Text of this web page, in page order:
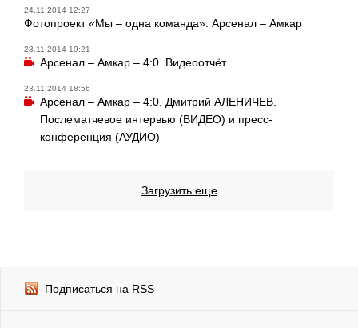
24.11.2014 12:27
Фотопроект «Мы – одна команда». Арсенал – Амкар
23.11.2014 19:21
Арсенал – Амкар – 4:0. Видеоотчёт
23.11.2014 18:56
Арсенал – Амкар – 4:0. Дмитрий АЛЕНИЧЕВ.
Послематчевое интервью (ВИДЕО) и пресс-
конференция (АУДИО)
Загрузить еще
Подписаться на RSS